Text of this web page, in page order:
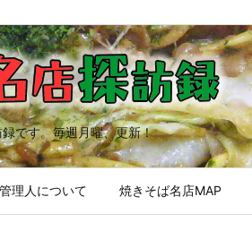
です。毎週月曜、更新！
管理人について 焼きそば名店MAP